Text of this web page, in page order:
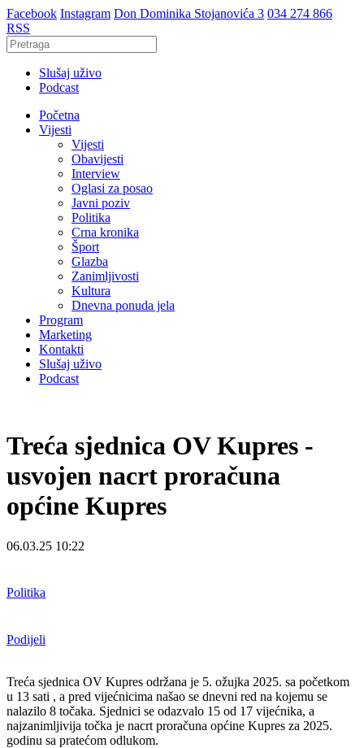
Facebook Instagram Don Dominika Stojanovića 3 034 274 866
RSS
Slušaj uživo
Podcast
Početna
Vijesti
Vijesti
Obavijesti
Interview
Oglasi za posao
Javni poziv
Politika
Crna kronika
Šport
Glazba
Zanimljivosti
Kultura
Dnevna ponuda jela
Program
Marketing
Kontakti
Slušaj uživo
Podcast
Treća sjednica OV Kupres -
usvojen nacrt proračuna
općine Kupres
06.03.25 10:22
Politika
Podijeli
Treća sjednica OV Kupres održana je 5. ožujka 2025. sa početkom
u 13 sati , a pred vijećnicima našao se dnevni red na kojemu se
nalazilo 8 točaka. Sjednici se odazvalo 15 od 17 vijećnika, a
najzanimljivija točka je nacrt proračuna općine Kupres za 2025.
godinu sa pratećom odlukom.